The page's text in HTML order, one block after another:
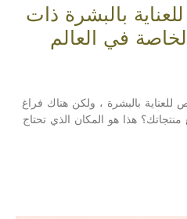
للعناية بالبشرة ذات
في العالم
بالبشرة ، ولكن هناك فراغ
هذا هو المكان الذي تحتاج